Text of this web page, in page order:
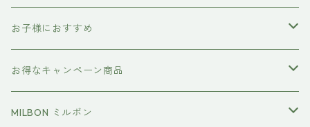
お子様におすすめ
イクエイブ キッズ プリンセス
お得なキャンペーン商品
おすすめセット
MILBON ミルボン